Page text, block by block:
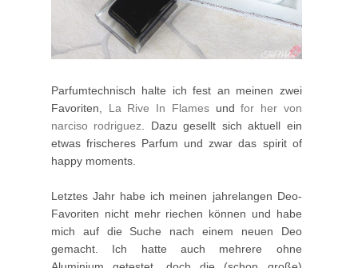
Parfumtechnisch halte ich fest an meinen zwei
Favoriten, La Rive In Flamesundfor her von
narciso rodriguez . Dazu gesellt sich aktuell ein
etwas frischeres Parfum und zwar das spirit of
happy moments.
Letztes Jahr habe ich meinen jahrelangen Deo-
Favoriten nicht mehr riechen können und habe
mich auf die Suche nach einem neuen Deo
gemacht. Ich hatte auch mehrere ohne